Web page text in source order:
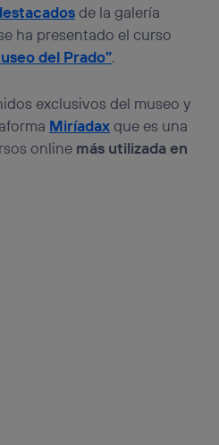
de la galería
ha presentado el curso
del Prado”.
exclusivos del museo y
Miríadaxque es una
online más utilizada en